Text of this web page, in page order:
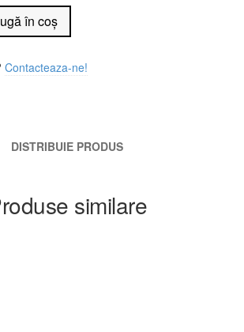
în coș
Contacteaza-ne!
DISTRIBUIE PRODUS
similare